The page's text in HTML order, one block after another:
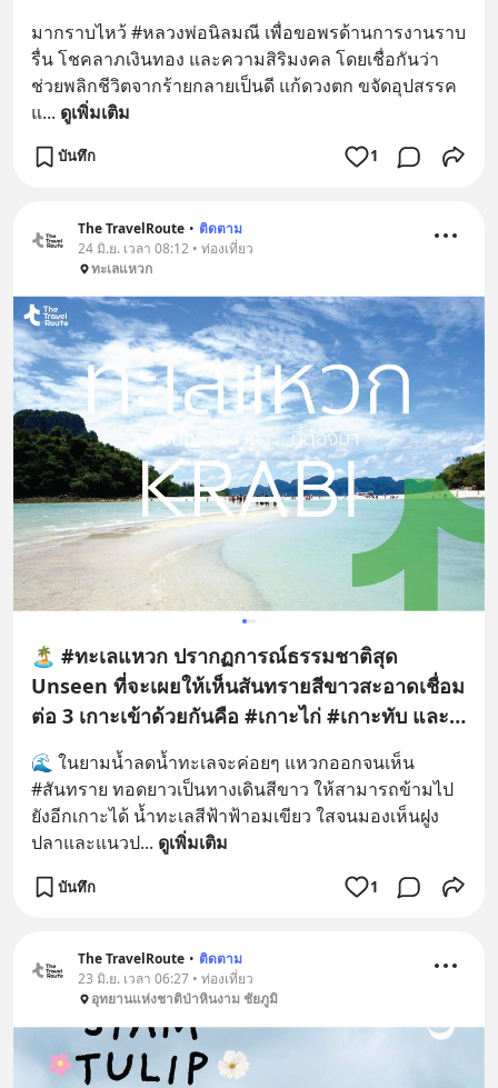
มากราบไหว้ #หลวงพ่อนิลมณี เพื่อขอพรด้านการงานราบ
รื่น โชคลาภเงินทอง และความสิริมงคล โดยเชื่อกันว่า
ช่วยพลิกชีวิตจากร้ายกลายเป็นดี แก้ดวงตก ขจัดอุปสรรค
แ... ดูเพิ่มเติม
บันทึก 1
The TravelRoute • ติดตาม
24 มิ.ย. เวลา 08:12 • ท่องเที่ยว
ทะเลแหวก
🏝️ #ทะเลแหวก ปรากฏการณ์ธรรมชาติสุด
Unseen ที่จะเผยให้เห็นสันทรายสีขาวสะอาดเชื่อม
ต่อ 3 เกาะเข้าด้วยกันคือ #เกาะไก่ #เกาะทับ และ
#เกาะหม้อ #กระบี่
🌊 ในยามน้ำลดน้ำทะเลจะค่อยๆ แหวกออกจนเห็น
#สันทราย ทอดยาวเป็นทางเดินสีขาว ให้สามารถข้ามไป
ยังอีกเกาะได้ น้ำทะเลสีฟ้าฟ้าอมเขียว ใสจนมองเห็นฝูง
ปลาและแนวป... ดูเพิ่มเติม
บันทึก 1
The TravelRoute • ติดตาม
23 มิ.ย. เวลา 06:27 • ท่องเที่ยว
อุทยานแห่งชาติป่าหินงาม ชัยภูมิ